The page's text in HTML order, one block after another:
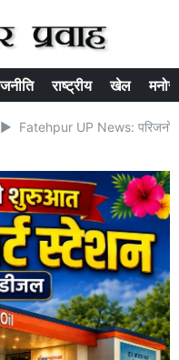
राष्ट्रीय खेल
Fatehpur UP News: परिजनों ने